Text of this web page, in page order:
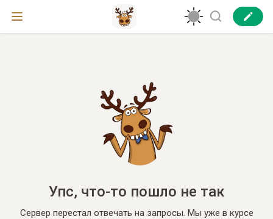
Упс, что-то пошло не так
Сервер перестал отвечать на запросы. Мы уже в курсе